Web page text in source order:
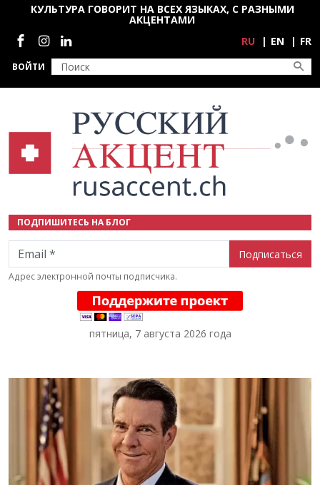
Перейти к основному содержанию
ВОЙТИ
КУЛЬТУРА ГОВОРИТ НА ВСЕХ ЯЗЫКАХ, С РАЗНЫМИ
АКЦЕНТАМИ
Социальные сети
RU EN FR
ПОДПИШИТЕСЬ НА БЛОГ
Email
Адрес электронной почты подписчика.
пятница, 7 августа 2026 года